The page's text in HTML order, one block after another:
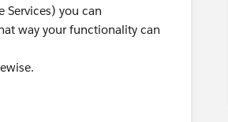
Services) you can
way your functionality can